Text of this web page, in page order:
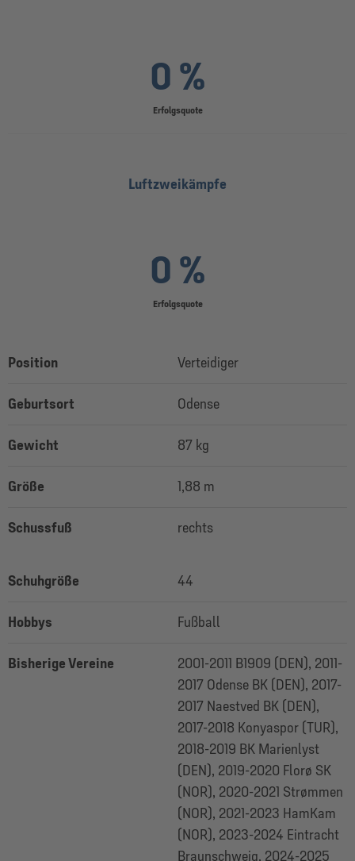
Erfolgsquote
0 %
Luftzweikämpfe
Erfolgsquote
0 %
Position Verteidiger
Geburtsort Odense
Gewicht 87 kg
Größe 1,88 m
Schussfuß rechts
Schuhgröße 44
Hobbys Fußball
Bisherige Vereine
2001-2011 B1909 (DEN), 2011-
2017 Odense BK (DEN), 2017-
2017 Naestved BK (DEN),
2017-2018 Konyaspor (TUR),
2018-2019 BK Marienlyst
(DEN), 2019-2020 Florø SK
(NOR), 2020-2021 Strømmen
(NOR), 2021-2023 HamKam
(NOR), 2023-2024 Eintracht
Braunschweig, 2024-2025